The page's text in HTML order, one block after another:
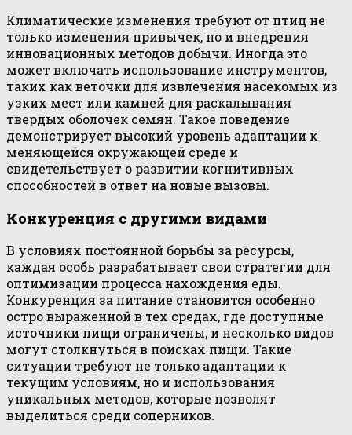
Климатические изменения требуют от птиц не
только изменения привычек, но и внедрения
инновационных методов добычи. Иногда это
может включать использование инструментов,
таких как веточки для извлечения насекомых из
узких мест или камней для раскалывания
твердых оболочек семян. Такое поведение
демонстрирует высокий уровень адаптации к
меняющейся окружающей среде и
свидетельствует о развитии когнитивных
способностей в ответ на новые вызовы.
Конкуренция с другими видами
В условиях постоянной борьбы за ресурсы,
каждая особь разрабатывает свои стратегии для
оптимизации процесса нахождения еды.
Конкуренция за питание становится особенно
остро выраженной в тех средах, где доступные
источники пищи ограничены, и несколько видов
могут столкнуться в поисках пищи. Такие
ситуации требуют не только адаптации к
текущим условиям, но и использования
уникальных методов, которые позволят
выделиться среди соперников.